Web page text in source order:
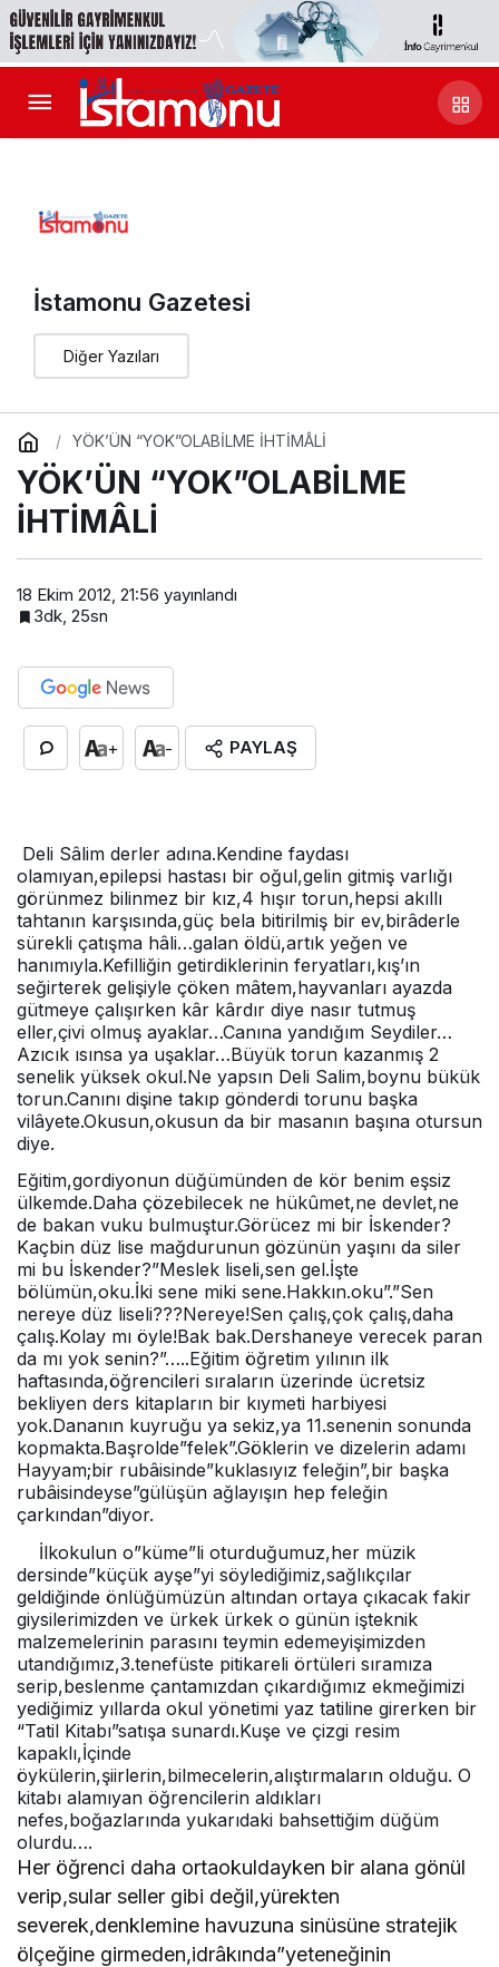
İstamonu Gazetesi
Diğer Yazıları
YÖK’ÜN “YOK”OLABİLME İHTİMÂLİ
YÖK’ÜN “YOK”OLABİLME
İHTİMÂLİ
18 Ekim 2012, 21:56 yayınlandı
3dk, 25sn
+ - PAYLAŞ
Deli Sâlim derler adına.Kendine faydası
olamıyan,epilepsi hastası bir oğul,gelin gitmiş varlığı
görünmez bilinmez bir kız,4 hışır torun,hepsi akıllı
tahtanın karşısında,güç bela bitirilmiş bir ev,birâderle
sürekli çatışma hâli…galan öldü,artık yeğen ve
hanımıyla.Kefilliğin getirdiklerinin feryatları,kış’ın
seğirterek gelişiyle çöken mâtem,hayvanları ayazda
gütmeye çalışırken kâr kârdır diye nasır tutmuş
eller,çivi olmuş ayaklar…Canına yandığım Seydiler…
Azıcık ısınsa ya uşaklar…Büyük torun kazanmış 2
senelik yüksek okul.Ne yapsın Deli Salim,boynu bükük
torun.Canını dişine takıp gönderdi torunu başka
vilâyete.Okusun,okusun da bir masanın başına otursun
diye.
Eğitim,gordiyonun düğümünden de kör benim eşsiz
ülkemde.Daha çözebilecek ne hükûmet,ne devlet,ne
de bakan vuku bulmuştur.Görücez mi bir İskender?
Kaçbin düz lise mağdurunun gözünün yaşını da siler
mi bu İskender?”Meslek liseli,sen gel.İşte
bölümün,oku.İki sene miki sene.Hakkın.oku”.”Sen
nereye düz liseli???Nereye!Sen çalış,çok çalış,daha
çalış.Kolay mı öyle!Bak bak.Dershaneye verecek paran
da mı yok senin?”…..Eğitim öğretim yılının ilk
haftasında,öğrencileri sıraların üzerinde ücretsiz
bekliyen ders kitapların bir kıymeti harbiyesi
yok.Dananın kuyruğu ya sekiz,ya 11.senenin sonunda
kopmakta.Başrolde”felek”.Göklerin ve dizelerin adamı
Hayyam;bir rubâisinde”kuklasıyız feleğin”,bir başka
rubâisindeyse”gülüşün ağlayışın hep feleğin
çarkından”diyor.
İlkokulun o”küme”li oturduğumuz,her müzik
dersinde”küçük ayşe”yi söylediğimiz,sağlıkçılar
geldiğinde önlüğümüzün altından ortaya çıkacak fakir
giysilerimizden ve ürkek ürkek o günün işteknik
malzemelerinin parasını teymin edemeyişimizden
utandığımız,3.tenefüste pitikareli örtüleri sıramıza
serip,beslenme çantamızdan çıkardığımız ekmeğimizi
yediğimiz yıllarda okul yönetimi yaz tatiline girerken bir
“Tatil Kitabı”satışa sunardı.Kuşe ve çizgi resim
kapaklı,İçinde
öykülerin,şiirlerin,bilmecelerin,alıştırmaların olduğu. O
kitabı alamıyan öğrencilerin aldıkları
nefes,boğazlarında yukarıdaki bahsettiğim düğüm
olurdu….
Her öğrenci daha ortaokuldayken bir alana gönül
verip,sular seller gibi değil,yürekten
severek,denklemine havuzuna sinüsüne stratejik
ölçeğine girmeden,idrâkında”yeteneğinin